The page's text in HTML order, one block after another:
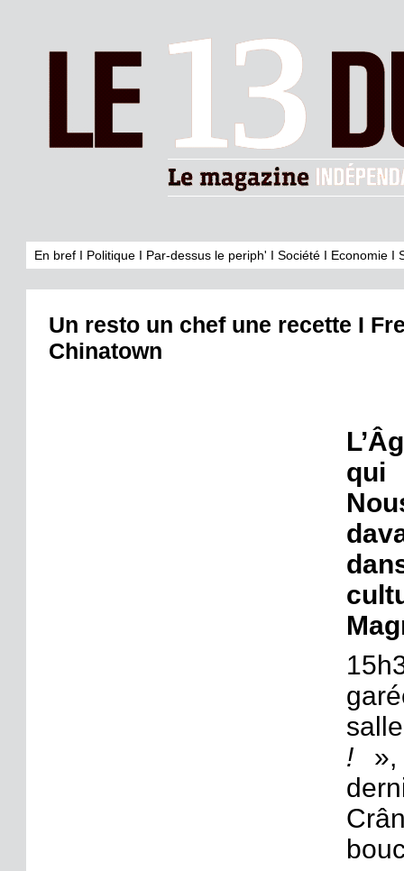
En bref I Politique I Par-dessus le periph' I Société I Economie I
Un resto un chef une recette I
Chinatown
qui
! »,